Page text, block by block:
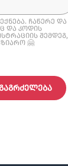
ჩაწერე და
და კოდის
შემდეგ,
🤗